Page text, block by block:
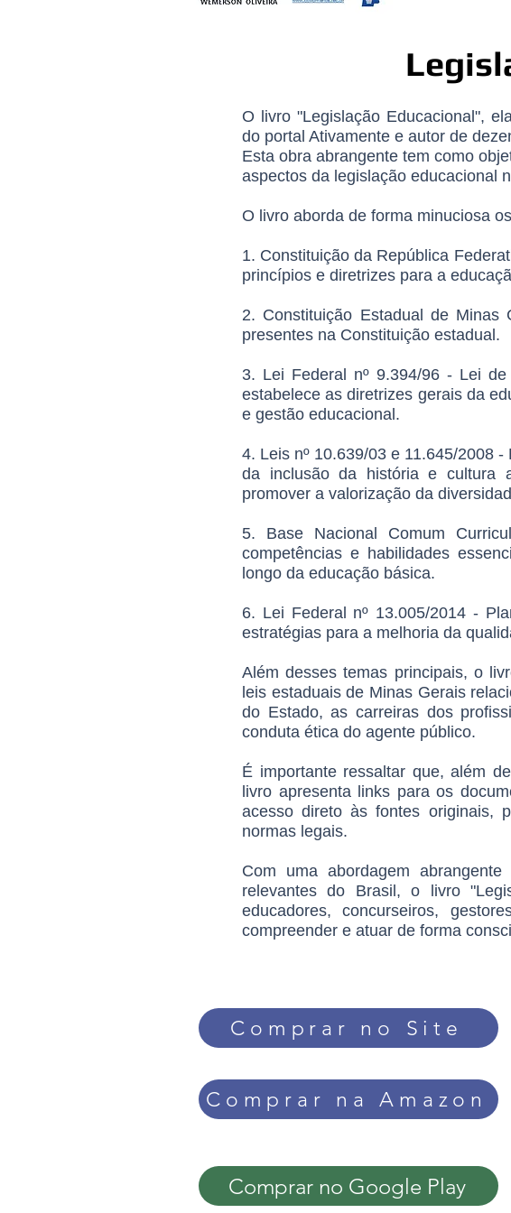
O livro "Legislação Educacional",
do portal Ativamente e autor de
Esta obra abrangente tem como
aspectos da legislação educacional
O livro aborda de forma minuciosa
1. Constituição da República
princípios e diretrizes para a
2. Constituição Estadual de Minas
presentes na Constituição estadual.
3. Lei Federal nº 9.394/96 - Lei
estabelece as diretrizes gerais da
e gestão educacional.
4. Leis nº 10.639/03 e 11.645/2008
da inclusão da história e cultura
promover a valorização da
5. Base Nacional Comum
competências e habilidades
longo da educação básica.
6. Lei Federal nº 13.005/2014 -
estratégias para a melhoria da
Além desses temas principais, o
leis estaduais de Minas Gerais
do Estado, as carreiras dos
conduta ética do agente público.
É importante ressaltar que, além
livro apresenta links para os
acesso direto às fontes originais,
normas legais.
Com uma abordagem
relevantes do Brasil, o livro
educadores, concurseiros,
compreender e atuar de forma
Comprar no Site
Comprar na Amazon
Comprar no Google Play